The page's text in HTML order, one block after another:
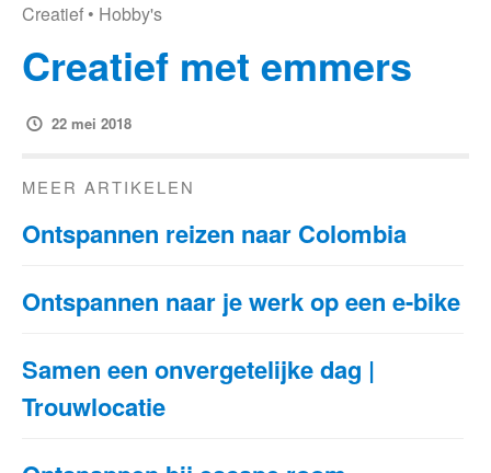
Creatief • Hobby's
Creatief met emmers
22 mei 2018
MEER ARTIKELEN
Ontspannen reizen naar Colombia
Ontspannen naar je werk op een e-bike
Samen een onvergetelijke dag |
Trouwlocatie